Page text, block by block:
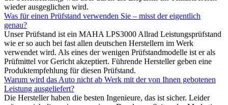
wieder ausgeglichen wird.
Was für einen Prüfstand verwenden Sie – misst der eigentlich
genau?
Unser Prüfstand ist ein MAHA LPS3000 Allrad Leistungsprüfstand
wie er so auch bei fast allen deutschen Herstellern im Werk
verwendet wird. Als eines der wenigen Prüfstandmodelle ist er als
Prüfmittel vor Gericht akzeptiert. Führende Hersteller geben eine
Produktempfehlung für diesen Prüfstand.
Warum wird das Auto nicht ab Werk mit der von Ihnen gebotenen
Leistung ausgeliefert?
Die Hersteller haben die besten Ingenieure, das ist sicher. Leider